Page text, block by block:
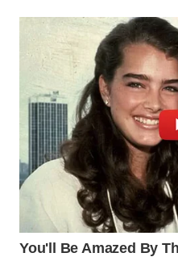
WN
LANGKAT
WN
TAPANULI
SELATAN
WN
TANJUNG
WN